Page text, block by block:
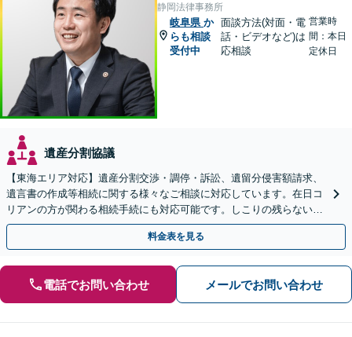
静岡法律事務所
岐阜県 か
らも相談
受付中
面談方法(対面・電
話・ビデオなど)は
応相談
営業時
間：本日
定休日
遺産分割協議
【東海エリア対応】遺産分割交渉・調停・訴訟、遺留分侵害額請求、
遺言書の作成等相続に関する様々なご相談に対応しています。在日コ
リアンの方が関わる相続手続にも対応可能です。しこりの残らない解
決を特に意識しています。
料金表を見る
電話でお問い合わせ メールでお問い合わせ